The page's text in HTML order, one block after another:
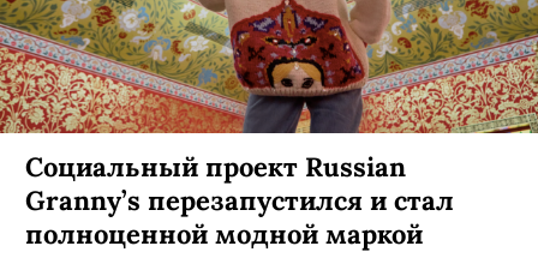
Социальный проект Russian
Granny’s перезапустился и стал
полноценной модной маркой